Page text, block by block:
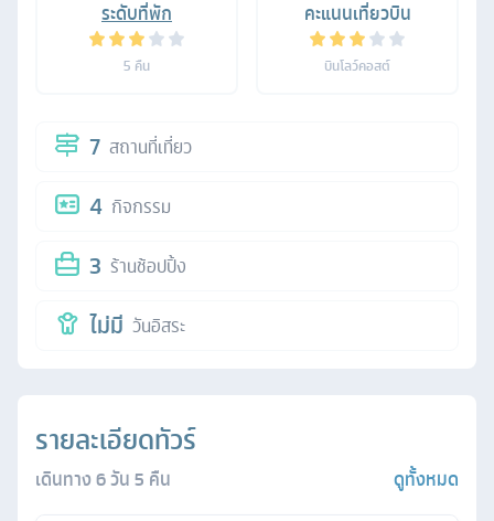
ระดับที่พัก
5 คืน
คะแนนเที่ยวบิน
บินโลว์คอสต์
7 สถานที่เที่ยว
4 กิจกรรม
3 ร้านช้อปปิ้ง
ไม่มี วันอิสระ
รายละเอียดทัวร์
เดินทาง6วัน5 คืน ดูทั้งหมด